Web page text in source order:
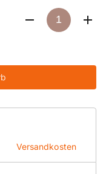
Versandkosten